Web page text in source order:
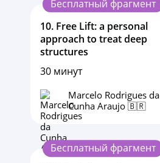
Бесплатный фрагмент
10. Free Lift: a personal
approach to treat deep
structures
30 минут
Marcelo Rodrigues da
Cunha Araujo 🇧🇷
Бесплатный фрагмент